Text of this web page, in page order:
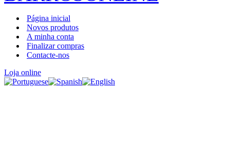
Página inicial
Novos produtos
A minha conta
Finalizar compras
Contacte-nos
Loja online